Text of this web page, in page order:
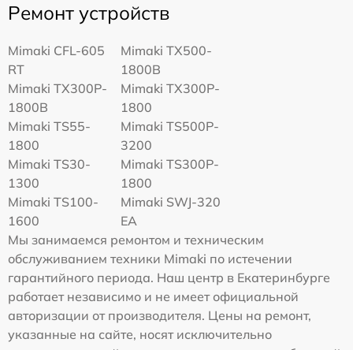
Ремонт устройств
Mimaki CFL-605
RT
Mimaki TX500-
1800B
Mimaki TX300P-
1800B
Mimaki TX300P-
1800
Mimaki TS55-
1800
Mimaki TS500P-
3200
Mimaki TS30-
1300
Mimaki TS300P-
1800
Mimaki TS100-
1600
Mimaki SWJ-320
EA
Мы занимаемся ремонтом и техническим
обслуживанием техники Mimaki по истечении
гарантийного периода. Наш центр в Екатеринбурге
работает независимо и не имеет официальной
авторизации от производителя. Цены на ремонт,
указанные на сайте, носят исключительно